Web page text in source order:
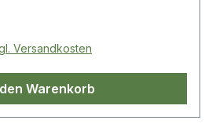
Versandkosten
Warenkorb